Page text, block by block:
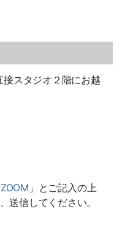
接スタジオ２階にお越
」とご記入の上
信してください。